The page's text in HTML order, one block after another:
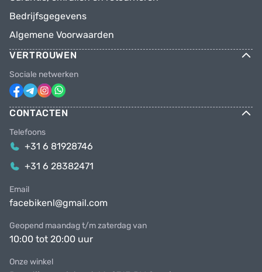
Bedrijfsgegevens
Algemene Voorwaarden
VERTROUWEN
Sociale netwerken
CONTACTEN
Telefoons
+31 6 81928746
+31 6 28382471
Email
facebikenl@gmail.com
Geopend maandag t/m zaterdag van
10:00 tot 20:00 uur
Onze winkel